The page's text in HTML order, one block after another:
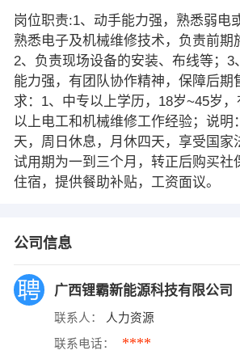
岗位职责:1、动手能力强，熟悉弱电
熟悉电子及机械维修技术，负责前期
2、负责现场设备的安装、布线等；3
能力强，有团队协作精神，保障后期
求：1、中专以上学历，18岁~45岁
以上电工和机械维修工作经验；说明
天，周日休息，月休四天，享受国家
试用期为一到三个月，转正后购买社
住宿，提供餐助补贴，工资面议。
公司信息
广西锂霸新能源科技有限公司
联系人： 人力资源
联系电话： ****